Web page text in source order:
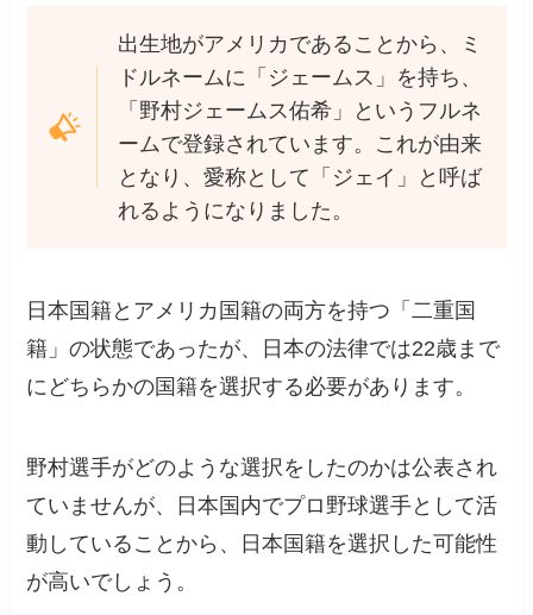
出生地がアメリカであることから、ミ
ドルネームに「ジェームス」を持ち、
「野村ジェームス佑希」というフルネ
ームで登録されています。これが由来
となり、愛称として「ジェイ」と呼ば
れるようになりました。
日本国籍とアメリカ国籍の両方を持つ「二重国
籍」の状態であったが、日本の法律では22歳まで
にどちらかの国籍を選択する必要があります。
野村選手がどのような選択をしたのかは公表され
ていませんが、日本国内でプロ野球選手として活
動していることから、日本国籍を選択した可能性
が高いでしょう。